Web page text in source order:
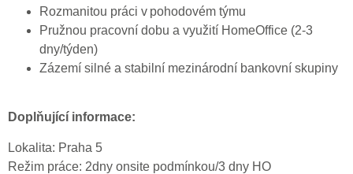
Rozmanitou práci v pohodovém týmu
Pružnou pracovní dobu a využití HomeOffice (2-3
dny/týden)
Zázemí silné a stabilní mezinárodní bankovní skupiny
Doplňující informace:
Lokalita: Praha 5
Režim práce: 2dny onsite podmínkou/3 dny HO